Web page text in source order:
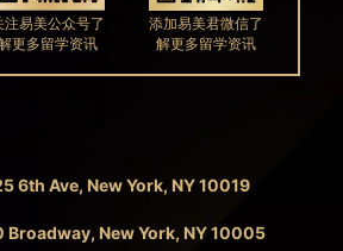
6th Ave, New York, NY 10019
Broadway, New York, NY 10005
注易美公众号了
更多留学资讯
添加易美君微信了
解更多留学资讯